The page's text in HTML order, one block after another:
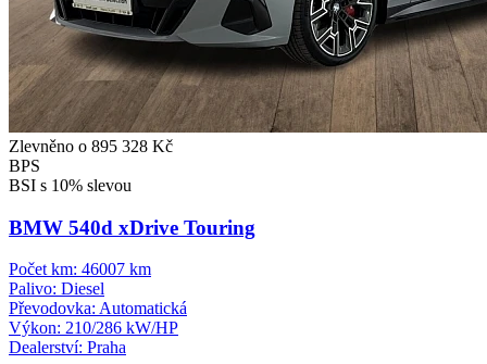
Zlevněno o 895 328 Kč
BPS
BSI s 10% slevou
BMW 540d xDrive Touring
Počet km: 46007 km
Palivo: Diesel
Převodovka: Automatická
Výkon: 210/286 kW/HP
Dealerství: Praha